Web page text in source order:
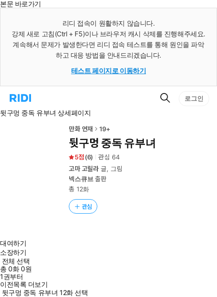
본문 바로가기
리디 접속이 원활하지 않습니다.
강제 새로 고침(Ctrl + F5)이나 브라우저 캐시 삭제를 진행해주세요.
계속해서 문제가 발생한다면 리디 접속 테스트를 통해 원인을 파악
하고 대응 방법을 안내드리겠습니다.
테스트 페이지로 이동하기
리
홈
검
로그인
뒷구멍 중독 유부녀 상세페이지
만화 연재 19+
뒷구멍 중독 유부녀
5 (6) 관심 64
고마 고릴라 글, 그림
넥스큐브 출판
총 12화
관심
대여하기
소장하기
전체 선택
총0화0원
1권부터
이전목록 더보기
뒷구멍 중독 유부녀 12화 선택